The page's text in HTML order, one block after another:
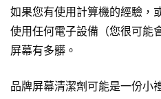
如果您有使用計算機的經驗，
使用任何電子設備（您很可能
屏幕有多髒。
品牌屏幕清潔劑可能是一份小